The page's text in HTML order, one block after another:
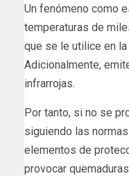
Un fenómeno como
temperaturas de
que se le utilice en
Adicionalmente,
infrarrojas.
Por tanto, si no se
siguiendo las
elementos de
provocar